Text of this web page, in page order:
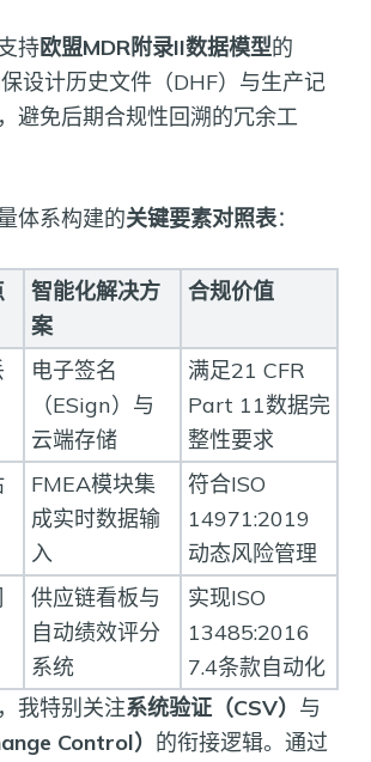
持欧盟MDR附录II数据模型的
设计历史文件（DHF）与生产记
避免后期合规性回溯的冗余工
体系构建的关键要素对照表：
智能化解决方
案
合规价值
电子签名
（ESign）与
云端存储
满足21 CFR
Part 11数据完
整性要求
FMEA模块集
成实时数据输
入
符合ISO
14971:2019
动态风险管理
供应链看板与
自动绩效评分
系统
实现ISO
13485:2016
7.4条款自动化
我特别关注系统验证（CSV） 与
Control） 的衔接逻辑。通过